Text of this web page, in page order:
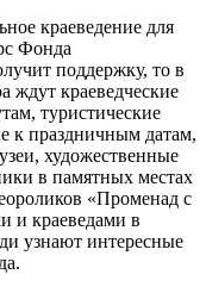
краеведение для
Фонда
поддержку, то в
ждут краеведческие
туристические
к праздничным датам,
художественные
в памятных местах
«Променад с
и краеведами в
узнают интересные